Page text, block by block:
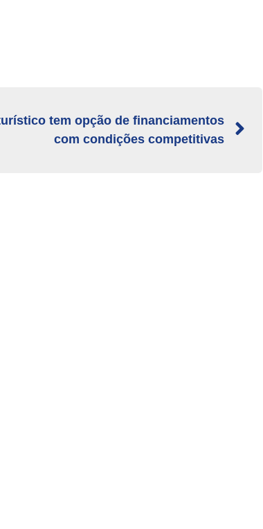
tem opção de financiamentos
com condições competitivas